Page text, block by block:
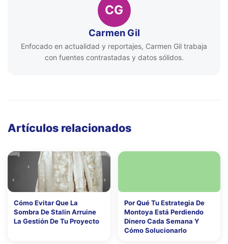
CG
Carmen Gil
Enfocado en actualidad y reportajes, Carmen Gil trabaja
con fuentes contrastadas y datos sólidos.
Artículos relacionados
Cómo Evitar Que La
Sombra De Stalin Arruine
La Gestión De Tu Proyecto
Por Qué Tu Estrategia De
Montoya Está Perdiendo
Dinero Cada Semana Y
Cómo Solucionarlo